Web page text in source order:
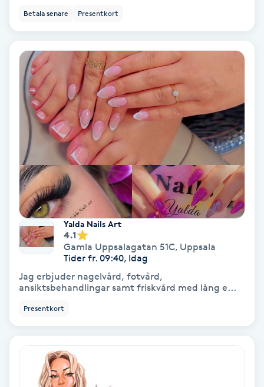
Hudvård
Hyaluronsyra
Hyperhidros
Hypnos
Hårborttagning
Hårbottenbehandling
Hårförlängning
Hårvård
Hälsprickor
Betala senare Presentkort
Yalda Nails Art
4.1
Gamla Uppsalagatan 51C, Uppsala
Tider fr. 09:40, Idag
Jag erbjuder nagelvård, fotvård,
ansiktsbehandlingar samt friskvård med lång e...
Presentkort